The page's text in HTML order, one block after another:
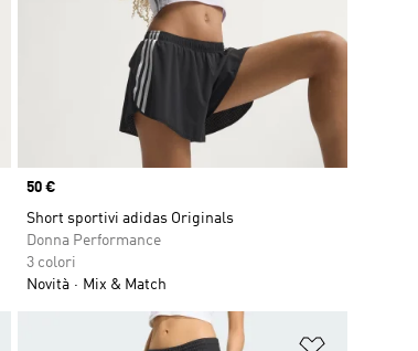
Price
50 €
Short sportivi adidas Originals
Donna Performance
3 colori
Novità
Mix & Match
Aggiungi alla lista dei desideri